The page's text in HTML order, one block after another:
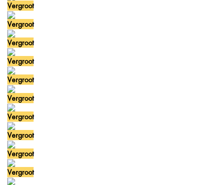
Vergroot
Vergroot
Vergroot
Vergroot
Vergroot
Vergroot
Vergroot
Vergroot
Vergroot
Vergroot